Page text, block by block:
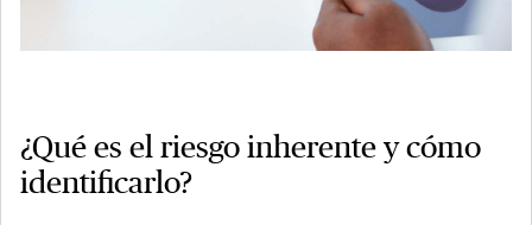
¿Qué es el riesgo inherente y cómo
identificarlo?